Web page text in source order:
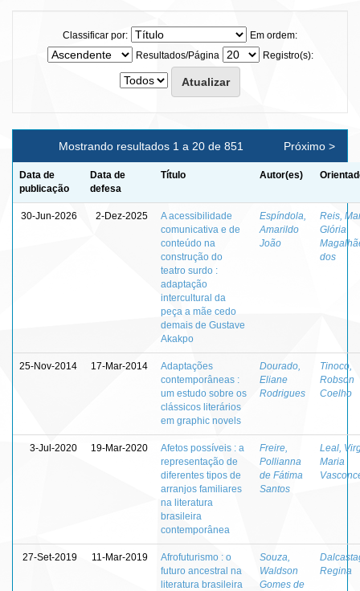
Classificar por:
Em ordem:
Resultados/Página
Registro(s):
Mostrando resultados 1 a 20 de 851 Próximo >
Data de
publicação
Data de
defesa
Título Autor(es)
30-Jun-2026 2-Dez-2025
A acessibilidade
comunicativa e de
conteúdo na
construção do
teatro surdo :
adaptação
intercultural da
peça a mãe cedo
demais de Gustave
Akakpo
Espíndola,
Amarildo
João
Reis,
Glória
dos
25-Nov-2014 17-Mar-2014
Adaptações
contemporâneas :
um estudo sobre os
clássicos literários
em graphic novels
Dourado,
Eliane
Rodrigues
Tinoco,
Robson
Coelho
3-Jul-2020 19-Mar-2020
Afetos possíveis : a
representação de
diferentes tipos de
arranjos familiares
na literatura
brasileira
contemporânea
Freire,
Pollianna
de Fátima
Santos
Leal,
Maria
27-Set-2019 11-Mar-2019
Afrofuturismo : o
futuro ancestral na
literatura brasileira
Souza,
Waldson
Gomes de
Regina